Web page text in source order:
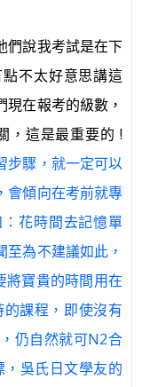
們說我考試是在下
不太好意思講這
在報考的級數，
，這是最重要的 !
步驟，就一定可以
會傾向在考前就專
花時間去記憶單
為不建議如此，
寶貴的時間用在
課程，即使沒有
仍自然就可N2合
吳氏日文學友的